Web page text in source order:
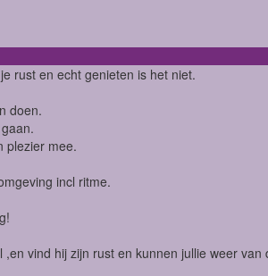
rust en echt genieten is het niet.
doen.
plezier mee.
incl ritme.
vind hij zijn rust en kunnen jullie weer van